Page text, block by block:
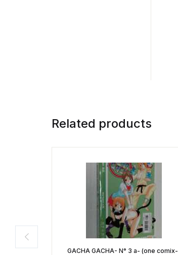
Related products
GACHA GACHA- N° 3 a- (one comix-